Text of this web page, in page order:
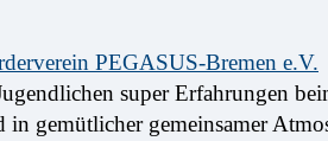
PEGASUS-Bremen e.V.
super Erfahrungen
gemütlicher gemeinsamer